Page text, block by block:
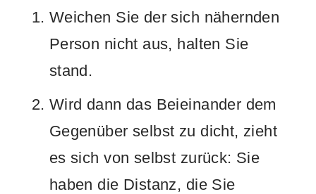
Weichen Sie der sich nähernden
Person nicht aus, halten Sie
stand.
Wird dann das Beieinander dem
Gegenüber selbst zu dicht, zieht
es sich von selbst zurück: Sie
haben die Distanz, die Sie